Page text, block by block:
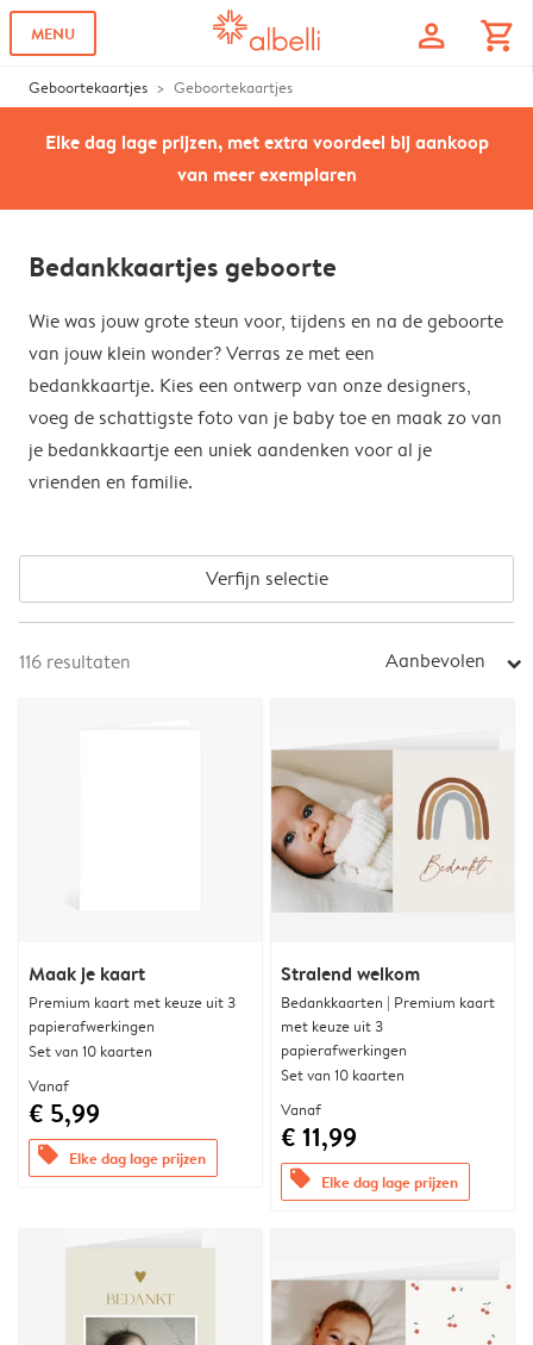
MENU profile shopping_cart
Geboortekaartjes Geboortekaartjes
Elke dag lage prijzen, met extra voordeel bij aankoop
van meer exemplaren
Bedankkaartjes geboorte
Wie was jouw grote steun voor, tijdens en na de geboorte
van jouw klein wonder? Verras ze met een
bedankkaartje. Kies een ontwerp van onze designers,
voeg de schattigste foto van je baby toe en maak zo van
je bedankkaartje een uniek aandenken voor al je
vrienden en familie.
Verfijn selectie
116 resultaten Aanbevolen arrow_right
Maak je kaart
Premium kaart met keuze uit 3
papierafwerkingen
Set van 10 kaarten
Vanaf
€ 5,99
offers Elke dag lage prijzen
Stralend welkom
Bedankkaarten | Premium kaart
met keuze uit 3
papierafwerkingen
Set van 10 kaarten
Vanaf
€ 11,99
offers Elke dag lage prijzen